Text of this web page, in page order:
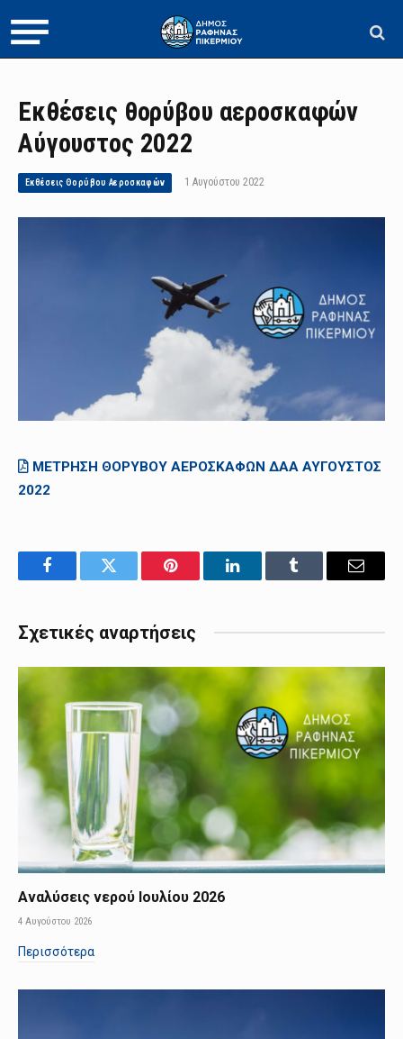
Εκθέσεις θορύβου αεροσκαφών
Αύγουστος 2022
Εκθέσεις Θορύβου Αεροσκαφών 1 Αυγούστου 2022
ΜΕΤΡΗΣΗ ΘΟΡΥΒΟΥ ΑΕΡΟΣΚΑΦΩΝ ΔΑΑ ΑΥΓΟΥΣΤΟΣ
2022
FacebookTwitter Pinterest LinkedInTumblr Email
Σχετικές αναρτήσεις
Αναλύσεις νερού Ιουλίου 2026
4 Αυγούστου 2026
Περισσότερα